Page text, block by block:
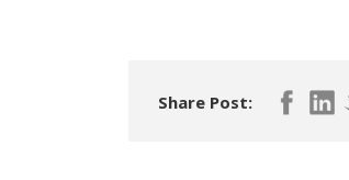
Share Post: